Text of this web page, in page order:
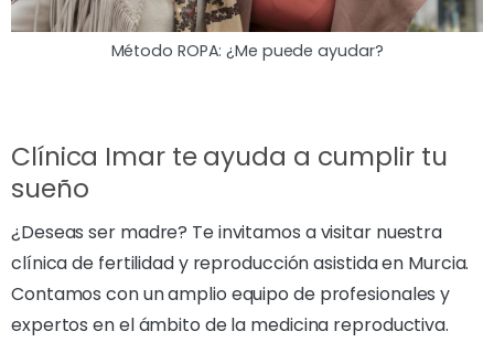
Método ROPA: ¿Me puede ayudar?
Clínica Imar te ayuda a cumplir tu
sueño
¿Deseas ser madre? Te invitamos a visitar nuestra
clínica de fertilidad y reproducción asistida en Murcia.
Contamos con un amplio equipo de profesionales y
expertos en el ámbito de la medicina reproductiva.